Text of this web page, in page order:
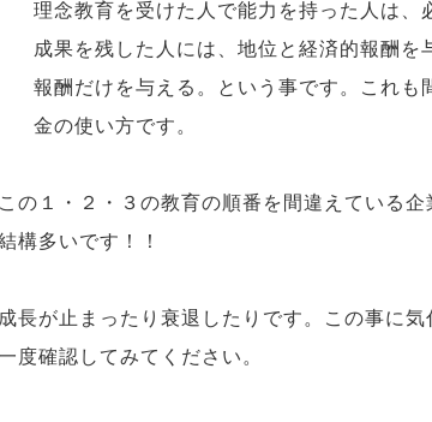
理念教育を受けた人で能力を持った人は
成果を残した人には、地位と経済的報酬
報酬だけを与える。という事です。これ
金の使い方です。
この１・２・３の教育の順番を間違えている
構多いです！！
成長が止まったり衰退したりです。この事に
度確認してみてください。